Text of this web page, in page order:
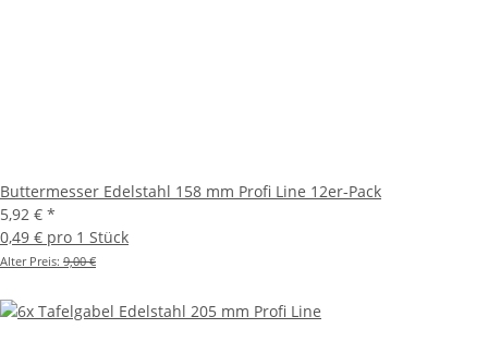
Buttermesser Edelstahl 158 mm Profi Line 12er-Pack
5,92 € *
0,49 € pro 1 Stück
Alter Preis: 9,00 €